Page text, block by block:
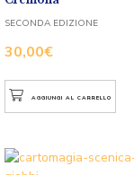
30,00€
SECONDA EDIZIONE
AGGIUNGI AL CARRELLO